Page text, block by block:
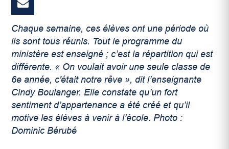
Chaque semaine, ces élèves ont une période où
ils sont tous réunis. Tout le programme du
ministère est enseigné ; c’est la répartition qui est
différente. « On voulait avoir une seule classe de
6e année, c'était notre rêve », dit l’enseignante
Cindy Boulanger. Elle constate qu’un fort
sentiment d’appartenance a été créé et qu’il
motive les élèves à venir à l’école. Photo :
Dominic Bérubé